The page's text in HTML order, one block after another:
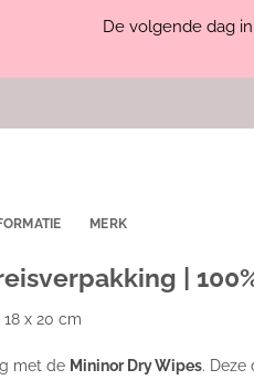
De volgende dag
MERK
|
18 x 20 cm
met de Mininor Dry Wipes. Deze